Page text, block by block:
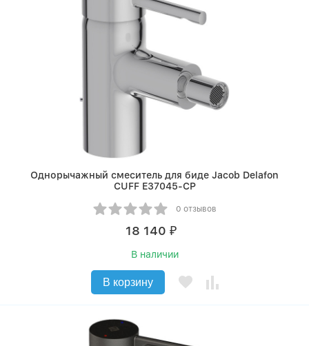
Однорычажный смеситель для биде Jacob Delafon
CUFF E37045-CP
0 отзывов
18 140 ₽
В наличии
В корзину